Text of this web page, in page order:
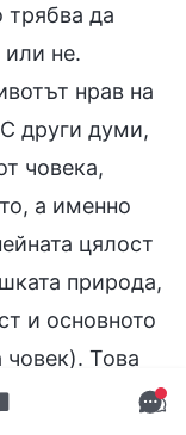
трябва да
не.
нрав на
други думи,
човека,
а именно
цялост
природа,
и основното
човек). Това
този път